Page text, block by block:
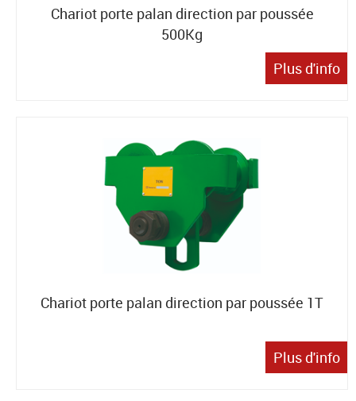
Chariot porte palan direction par poussée
500Kg
Plus d'info
Chariot porte palan direction par poussée 1T
Plus d'info